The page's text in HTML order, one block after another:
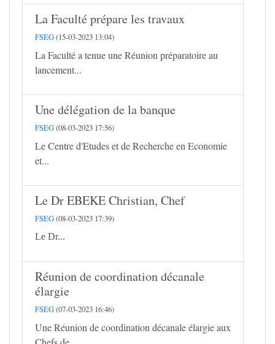
La Faculté prépare les travaux
FSEG(15-03-2023 13:04)
La Faculté a tenue une Réunion préparatoire au
lancement...
Une délégation de la banque
FSEG(08-03-2023 17:56)
Le Centre d'Etudes et de Recherche en Economie
et...
Le Dr EBEKE Christian, Chef
FSEG(08-03-2023 17:39)
Le Dr...
Réunion de coordination décanale
élargie
FSEG(07-03-2023 16:46)
Une Réunion de coordination décanale élargie aux